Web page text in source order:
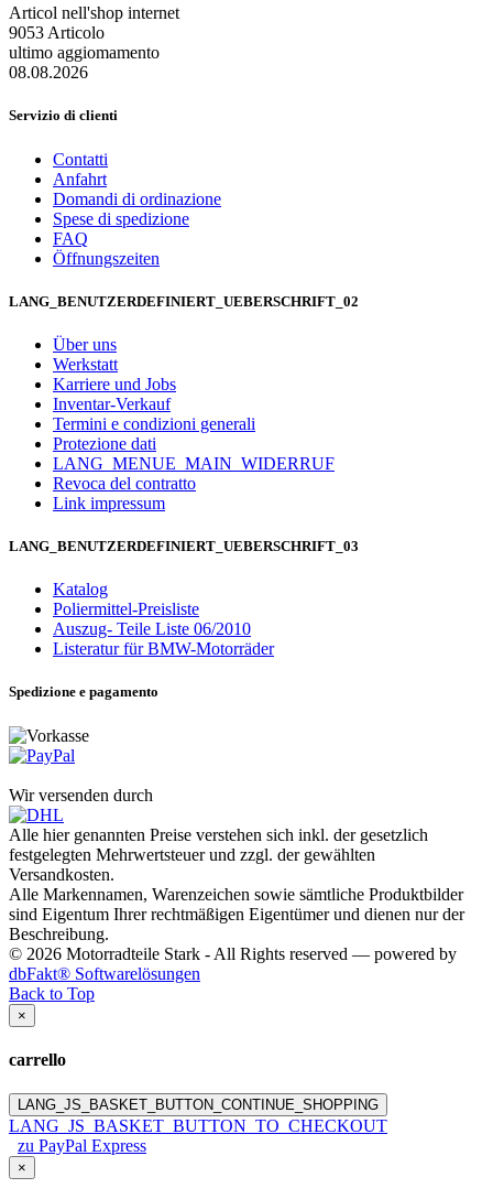
Articol nell'shop internet
9053 Articolo
ultimo aggiomamento
08.08.2026
Servizio di clienti
Contatti
Anfahrt
Domandi di ordinazione
Spese di spedizione
FAQ
Öffnungszeiten
LANG_BENUTZERDEFINIERT_UEBERSCHRIFT_02
Über uns
Werkstatt
Karriere und Jobs
Inventar-Verkauf
Termini e condizioni generali
Protezione dati
LANG_MENUE_MAIN_WIDERRUF
Revoca del contratto
Link impressum
LANG_BENUTZERDEFINIERT_UEBERSCHRIFT_03
Katalog
Poliermittel-Preisliste
Auszug- Teile Liste 06/2010
Listeratur für BMW-Motorräder
Spedizione e pagamento
Wir versenden durch
Alle hier genannten Preise verstehen sich inkl. der gesetzlich
festgelegten Mehrwertsteuer und zzgl. der gewählten
Versandkosten.
Alle Markennamen, Warenzeichen sowie sämtliche Produktbilder
sind Eigentum Ihrer rechtmäßigen Eigentümer und dienen nur der
Beschreibung.
© 2026 Motorradteile Stark - All Rights reserved — powered by
dbFakt® Softwarelösungen
Back to Top
×
carrello
LANG_JS_BASKET_BUTTON_CONTINUE_SHOPPING
LANG_JS_BASKET_BUTTON_TO_CHECKOUT
zu PayPal Express
×